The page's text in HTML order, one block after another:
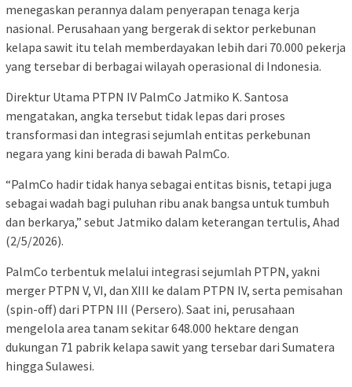
menegaskan perannya dalam penyerapan tenaga kerja
nasional. Perusahaan yang bergerak di sektor perkebunan
kelapa sawit itu telah memberdayakan lebih dari 70.000 pekerja
yang tersebar di berbagai wilayah operasional di Indonesia.
Direktur Utama PTPN IV PalmCo Jatmiko K. Santosa
mengatakan, angka tersebut tidak lepas dari proses
transformasi dan integrasi sejumlah entitas perkebunan
negara yang kini berada di bawah PalmCo.
“PalmCo hadir tidak hanya sebagai entitas bisnis, tetapi juga
sebagai wadah bagi puluhan ribu anak bangsa untuk tumbuh
dan berkarya,” sebut Jatmiko dalam keterangan tertulis, Ahad
(2/5/2026).
PalmCo terbentuk melalui integrasi sejumlah PTPN, yakni
merger PTPN V, VI, dan XIII ke dalam PTPN IV, serta pemisahan
(spin-off) dari PTPN III (Persero). Saat ini, perusahaan
mengelola area tanam sekitar 648.000 hektare dengan
dukungan 71 pabrik kelapa sawit yang tersebar dari Sumatera
hingga Sulawesi.